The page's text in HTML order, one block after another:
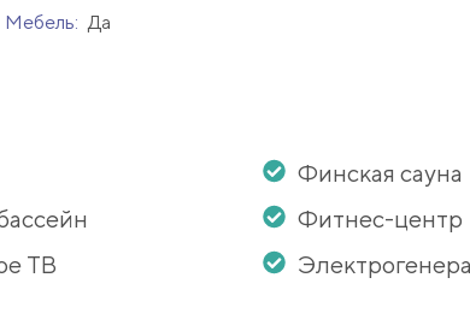
Мебель: Да
ТВ
Финская сауна
Фитнес-центр